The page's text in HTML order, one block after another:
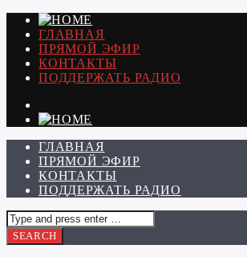
ГЛАВНАЯ
ПРЯМОЙ ЭФИР
КОНТАКТЫ
ПОДДЕРЖАТЬ РАДИО
ГЛАВНАЯ
ПРЯМОЙ ЭФИР
КОНТАКТЫ
ПОДДЕРЖАТЬ РАДИО